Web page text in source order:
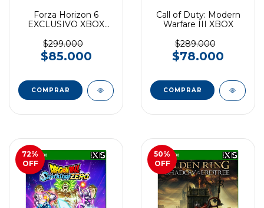
Forza Horizon 6
EXCLUSIVO XBOX
$299.000
$85.000
Call of Duty: Modern
Warfare III XBOX
$289.000
$78.000
72%
OFF
50%
OFF